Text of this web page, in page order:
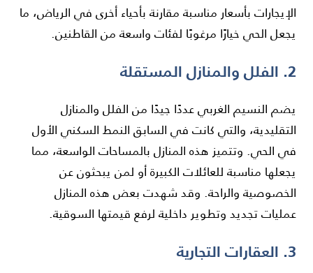
الإيجارات بأسعار مناسبة مقارنة بأحياء أخرى في الرياض، ما
يجعل الحي خيارًا مرغوبًا لفئات واسعة من القاطنين.
2. الفلل والمنازل المستقلة
يضم النسيم الغربي عددًا جيدًا من الفلل والمنازل
التقليدية، والتي كانت في السابق النمط السكني الأول
في الحي. وتتميز هذه المنازل بالمساحات الواسعة، مما
يجعلها مناسبة للعائلات الكبيرة أو لمن يبحثون عن
الخصوصية والراحة. وقد شهدت بعض هذه المنازل
عمليات تجديد وتطوير داخلية لرفع قيمتها السوقية.
3. العقارات التجارية